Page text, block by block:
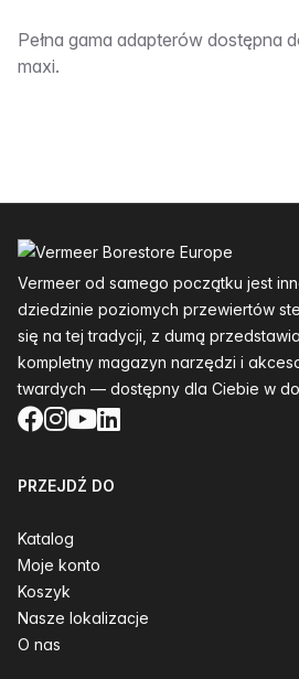
Opis:__________
Pełna gama adapterów dostępna
maxi.
Vermeer od samego początku jest
dziedzinie poziomych przewiertów
się na tej tradycji, z dumą
kompletny magazyn narzędzi i
twardych — dostępny dla Ciebie w
Facebook
Instagram
YouTube
LinkedIn
PRZEJDŹ DO
Katalog
Moje konto
Koszyk
Nasze lokalizacje
O nas